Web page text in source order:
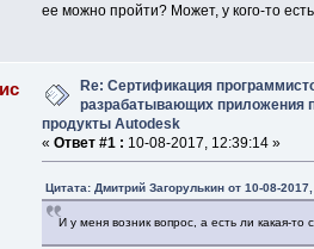
ее можно пройти? Может, у кого-то
Re: Сертификация
разрабатывающих приложения
продукты Autodesk
« Ответ #1 : 10-08-2017, 12:39:14 »
Цитата: Дмитрий Загорулькин от 10-08-
И у меня возник вопрос, а есть ли какая-то